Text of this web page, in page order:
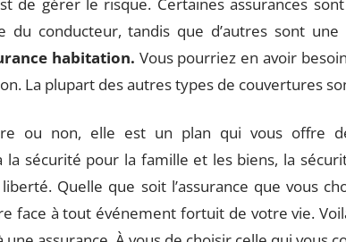
du conducteur, tandis que d’autres sont
habitation. Vous pourriez en avoir
La plupart des autres types de couvertures
ou non, elle est un plan qui vous offre
la sécurité pour la famille et les biens, la
Quelle que soit l’assurance que vous
face à tout événement fortuit de votre vie.